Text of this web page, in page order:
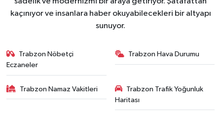
kaçınıyor ve insanlara haber okuyabilecekleri bir altyapı
sunuyor.
Trabzon Nöbetçi
Eczaneler
Trabzon Hava Durumu
Trabzon Namaz Vakitleri
Trabzon Trafik Yoğunluk
Haritası